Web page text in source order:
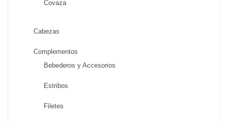
Covaza
Cabezas
Complementos
Bebederos y Accesorios
Estribos
Filetes